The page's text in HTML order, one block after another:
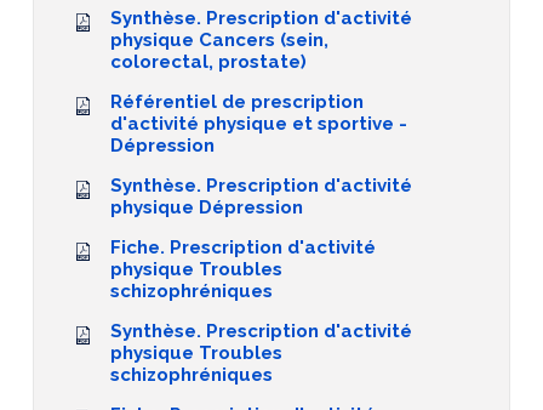
Synthèse. Prescription d'activité
physique Cancers (sein,
colorectal, prostate)
Référentiel de prescription
d'activité physique et sportive -
Dépression
Synthèse. Prescription d'activité
physique Dépression
Fiche. Prescription d'activité
physique Troubles
schizophréniques
Synthèse. Prescription d'activité
physique Troubles
schizophréniques